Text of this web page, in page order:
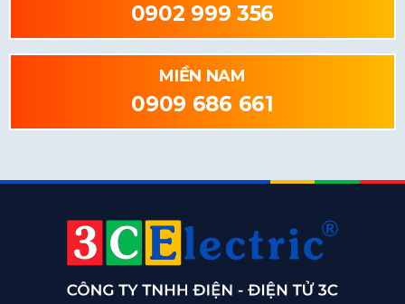
0902 999 356
MIỀN NAM
0909 686 661